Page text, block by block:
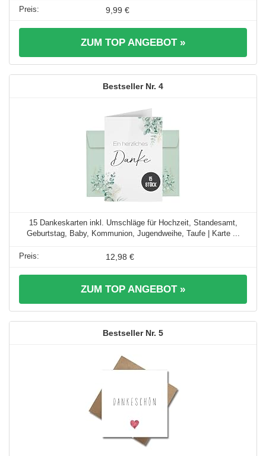
9,99 €
ZUM TOP ANGEBOT »
4
15 Dankeskarten inkl. Umschläge für Hochzeit, Standesamt,
Geburtstag, Baby, Kommunion, Jugendweihe, Taufe | Karte ...
12,98 €
ZUM TOP ANGEBOT »
5